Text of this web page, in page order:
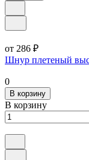
от 286 ₽
Шнур плетеный
0
В корзину
В корзину